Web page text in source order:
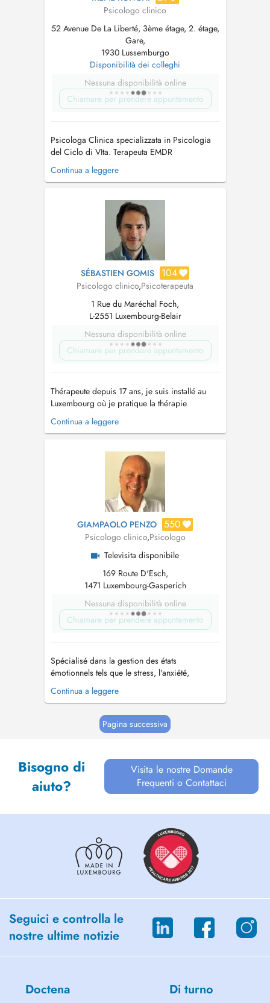
Psicologo clinico
52 Avenue De La Liberté, 3ème étage, 2. étage,
Gare,
1930 Lussemburgo
Disponibilità dei colleghi
Nessuna disponibilità online
Chiamare per prendere appuntamento
Psicologa Clinica specializzata in Psicologia
del Ciclo di VIta. Terapeuta EMDR
(Desensibilizzazione e Rielaborazione
attraverso i Movimenti Oculari) per il
adulti, anziani e famiglie. Sono specializzata in
Dipendenze, Dipendenze comportamentali,...
Continua a leggere
SÉBASTIEN GOMIS 104
Psicologo clinico,Psicoterapeuta
1 Rue du Maréchal Foch,
L-2551 Luxembourg-Belair
Nessuna disponibilità online
Chiamare per prendere appuntamento
Thérapeute depuis 17 ans, je suis installé au
Luxembourg où je pratique la thérapie
cognitivo-comportementale, l'EMDR et la
thérapie du trauma. Vous trouverez plus
psychotherapie.com/...
Continua a leggere
GIAMPAOLO PENZO 550
Psicologo clinico,Psicologo
Televisita disponibile
169 Route D'Esch,
1471 Luxembourg-Gasperich
Nessuna disponibilità online
Chiamare per prendere appuntamento
Spécialisé dans la gestion des états
émotionnels tels que le stress, l'anxiété,
l'angoisse, la colère, les attaques de panique et
les états dépressifs. Prise en charge des
démotivation et de la faible estime de soi;
facilitation des capacités d'attenti...
Continua a leggere
Pagina successiva
Bisogno di
aiuto?
Visita le nostre Domande
Frequenti o Contattaci
Seguici e controlla le
nostre ultime notizie
Doctena Di turno